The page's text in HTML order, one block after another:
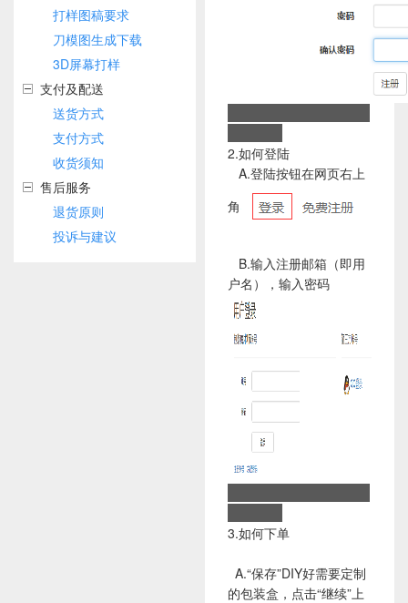
打样图稿要求
刀模图生成下载
3D屏幕打样
支付及配送
送货方式
支付方式
收货须知
售后服务
退货原则
投诉与建议
2.如何登陆
A.登陆按钮在网页右上
角
B.输入注册邮箱（即用
户名），输入密码
3.如何下单
A.“保存”DIY好需要定制
的包装盒，点击“继续”上